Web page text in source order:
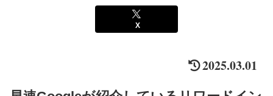
X
2025.03.01